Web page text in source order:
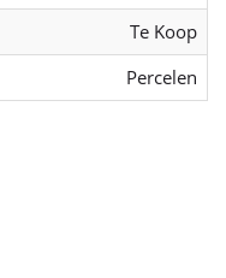
Te Koop
Percelen